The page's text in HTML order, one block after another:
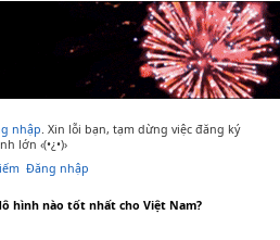
nhập. Xin lỗi bạn, tạm dừng việc đăng ký
lớn ‹(•¿•)›
Đăng nhập
hình nào tốt nhất cho Việt Nam?